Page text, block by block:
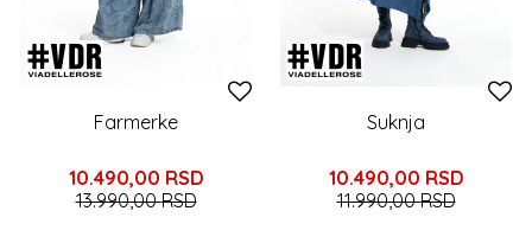
Farmerke
10.490,00 RSD
13.990,00RSD
Suknja
10.490,00 RSD
11.990,00RSD